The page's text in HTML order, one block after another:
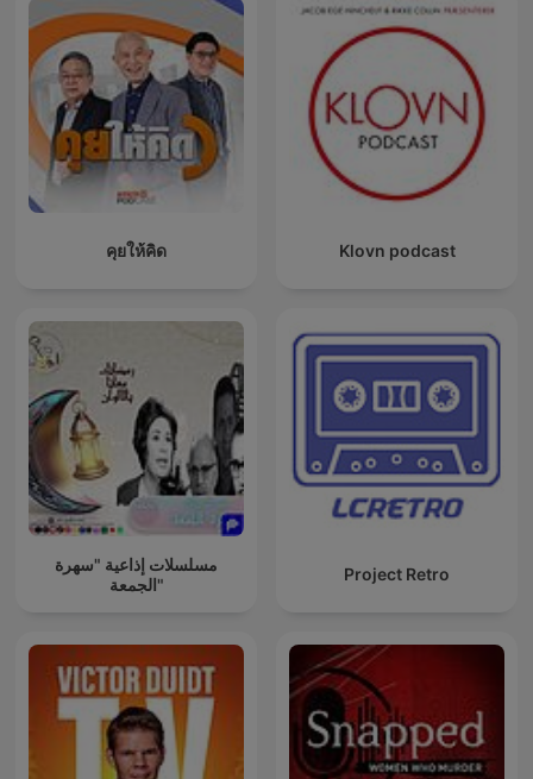
คุยให้คิด Klovn podcast
مسلسلات إذاعية "سهرة
الجمعة"
Project Retro